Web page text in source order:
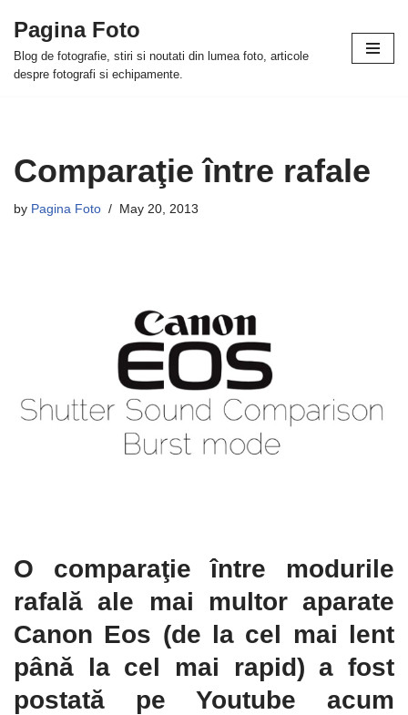
Skip
to
Pagina Foto
Blog de fotografie, stiri si noutati din lumea foto, articole
despre fotografi si echipamente.
Comparaţie între rafale
by Pagina Foto May 20, 2013
O comparaţie între modurile
rafală ale mai multor aparate
Canon Eos (de la cel mai lent
până la cel mai rapid) a fost
postată pe Youtube acum